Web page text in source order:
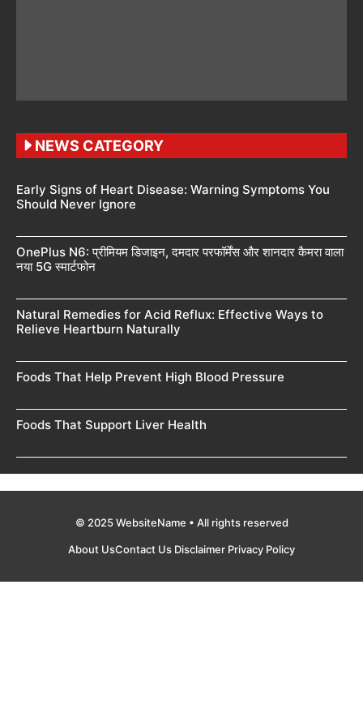
NEWS CATEGORY
Early Signs of Heart Disease: Warning Symptoms You
Should Never Ignore
OnePlus N6: प्रीमियम डिजाइन, दमदार परफॉर्मेंस और शानदार कैमरा वाला
नया 5G स्मार्टफोन
Natural Remedies for Acid Reflux: Effective Ways to
Relieve Heartburn Naturally
Foods That Help Prevent High Blood Pressure
Foods That Support Liver Health
© 2025 WebsiteName • All rights reserved
About UsContact Us Disclaimer Privacy Policy